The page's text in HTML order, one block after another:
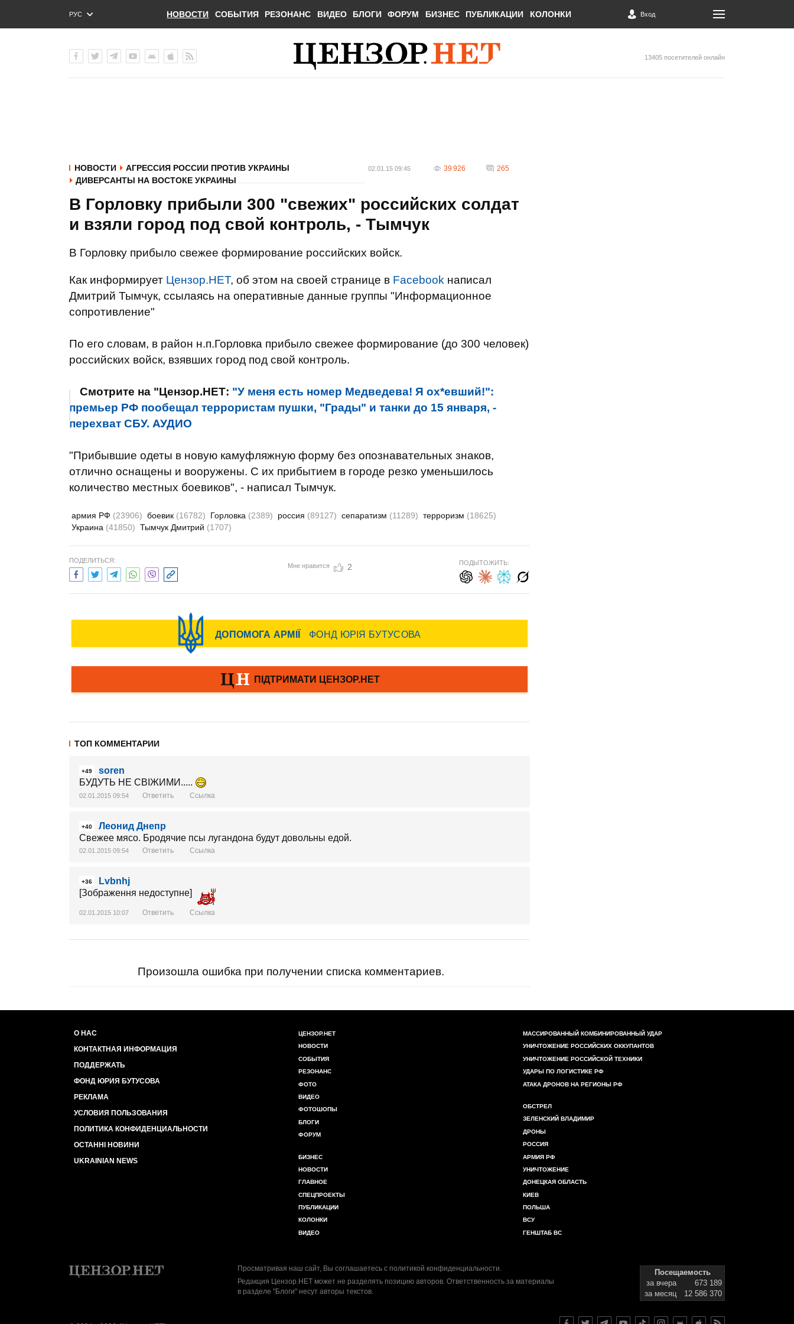
РУС
ENG
НОВОСТИ СОБЫТИЯ РЕЗОНАНС ВИДЕО БЛОГИ ФОРУМ БИЗНЕС ПУБЛИКАЦИИ КОЛОНКИ Вход
13405 посетителей онлайн
НОВОСТИ
АГРЕССИЯ РОССИИ ПРОТИВ УКРАИНЫ
ДИВЕРСАНТЫ НА ВОСТОКЕ УКРАИНЫ
02.01.15 09:45 39 926 265
В Горловку прибыли 300 "свежих" российских солдат
и взяли город под свой контроль, - Тымчук
В Горловку прибыло свежее формирование российских войск.
Как информирует Цензор.НЕТ, об этом на своей странице в Facebook написал
Дмитрий Тымчук, ссылаясь на оперативные данные группы "Информационное
сопротивление"
По его словам, в район н.п.Горловка прибыло свежее формирование (до 300 человек)
российских войск, взявших город под свой контроль.
Смотрите на "Цензор.НЕТ: "У меня есть номер Медведева! Я ох*евший!":
премьер РФ пообещал террористам пушки, "Грады" и танки до 15 января, -
перехват СБУ. АУДИО
"Прибывшие одеты в новую камуфляжную форму без опознавательных знаков,
отлично оснащены и вооружены. С их прибытием в городе резко уменьшилось
количество местных боевиков", - написал Тымчук.
армия РФ (23906) боевик (16782) Горловка (2389) россия (89127) сепаратизм (11289) терроризм (18625)
Украина (41850) Тымчук Дмитрий (1707)
ПОДЕЛИТЬСЯ:
Мне нравится 2 ПОДЫТОЖИТЬ:
ТОП КОММЕНТАРИИ
+49
soren
БУДУТЬ НЕ СВІЖИМИ.....
02.01.2015 09:54 Ответить Ссылка
+40
Леонид Днепр
Свежее мясо. Бродячие псы лугандона будут довольны едой.
02.01.2015 09:54 Ответить Ссылка
+36
Lvbnhj
[Зображення недоступне]
02.01.2015 10:07 Ответить Ссылка
Произошла ошибка при получении списка комментариев.
О НАС
КОНТАКТНАЯ ИНФОРМАЦИЯ
ПОДДЕРЖАТЬ
ФОНД ЮРИЯ БУТУСОВА
РЕКЛАМА
УСЛОВИЯ ПОЛЬЗОВАНИЯ
ПОЛИТИКА КОНФИДЕНЦИАЛЬНОСТИ
ОСТАННІ НОВИНИ
UKRAINIAN NEWS
ЦЕНЗОР.НЕТ
НОВОСТИ
СОБЫТИЯ
РЕЗОНАНС
ФОТО
ВИДЕО
ФОТОШОПЫ
БЛОГИ
ФОРУМ
БИЗНЕС
НОВОСТИ
ГЛАВНОЕ
СПЕЦПРОЕКТЫ
ПУБЛИКАЦИИ
КОЛОНКИ
ВИДЕО
МАССИРОВАННЫЙ КОМБИНИРОВАННЫЙ УДАР
УНИЧТОЖЕНИЕ РОССИЙСКИХ ОККУПАНТОВ
УНИЧТОЖЕНИЕ РОССИЙСКОЙ ТЕХНИКИ
УДАРЫ ПО ЛОГИСТИКЕ РФ
АТАКА ДРОНОВ НА РЕГИОНЫ РФ
ОБСТРЕЛ
ЗЕЛЕНСКИЙ ВЛАДИМИР
ДРОНЫ
РОССИЯ
АРМИЯ РФ
УНИЧТОЖЕНИЕ
ДОНЕЦКАЯ ОБЛАСТЬ
КИЕВ
ПОЛЬША
ВСУ
ГЕНШТАБ ВС
Просматривая наш сайт, Вы соглашаетесь с политикой конфиденциальности.
Редакция Цензор.НЕТ может не разделять позицию авторов. Ответственность за материалы
в разделе "Блоги" несут авторы текстов.
Посещаемость
за вчера
673 189
за месяц
12 586 370